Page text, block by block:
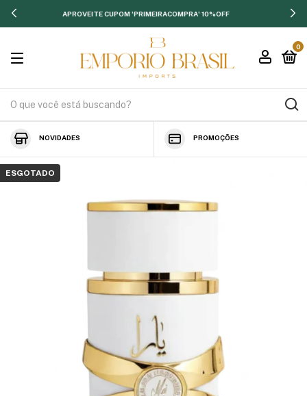
APROVEITE CUPOM 'PRIMEIRACOMPRA' 10%OFF
0
NOVIDADES PROMOÇÕES
ESGOTADO